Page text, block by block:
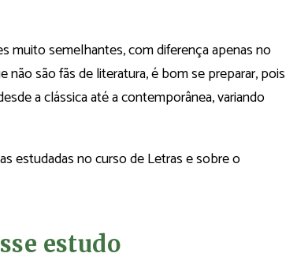
muito semelhantes, com diferença apenas no
não são fãs de literatura, é bom se preparar, pois
a clássica até a contemporânea, variando
estudadas no curso de Letras e sobre o
estudo